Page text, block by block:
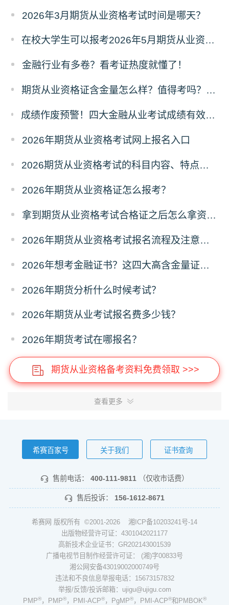
2026年3月期货从业资格考试时间是哪天？
在校大学生可以报考2026年5月期货从业资格考试吗？
金融行业有多卷？看考证热度就懂了！
​期货从业资格证含金量怎么样？值得考吗？深度解析来了！
成绩作废预警！四大金融从业考试成绩有效期速查，别让辛苦白费！
2026年期货从业资格考试网上报名入口
2026期货从业资格考试的科目内容、特点及难度深度解析
2026年期货从业资格证怎么报考？
拿到期货从业资格考试合格证之后怎么拿资格证？
2026年期货从业资格考试报名流程及注意事项全攻略
2026年想考金融证书？这四大高含金量证书别错过！
2026年期货分析什么时候考试？
2026年期货从业考试报名费多少钱？
2026年期货考试在哪报名？
期货从业资格备考资料免费领取 >>>
查看更多
希赛百家号 关于我们 证书查询
售前电话： 400-111-9811 （仅收市话费）
售后投诉： 156-1612-8671
希赛网 版权所有 ©2001-2026 湘ICP备10203241号-14
出版物经营许可证：4301042021177
高新技术企业证书：GR202143001539
广播电视节目制作经营许可证： (湘)字00833号
湘公网安备43019002000749号
违法和不良信息举报电话：15673157832
举报/反馈/投诉邮箱：ujigu@ujigu.com
PMP®，PMP®，PMI-ACP®，PgMP®，PMI-ACP®和PMBOK®